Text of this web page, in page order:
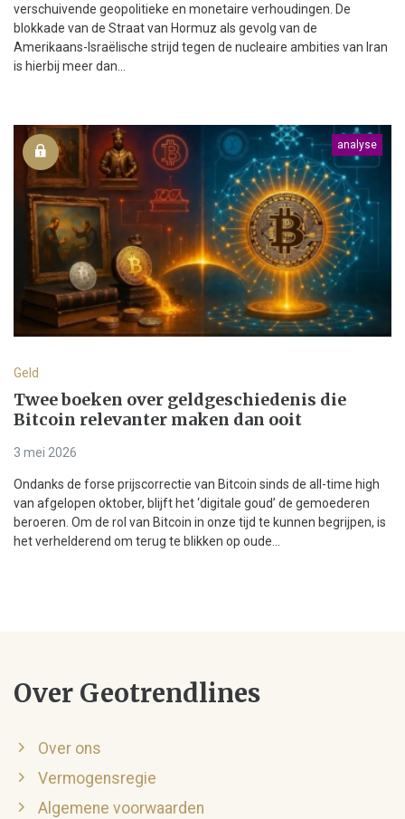
verschuivende geopolitieke en monetaire verhoudingen. De
blokkade van de Straat van Hormuz als gevolg van de
Amerikaans-Israëlische strijd tegen de nucleaire ambities van Iran
is hierbij meer dan...
analyse
Geld
Twee boeken over geldgeschiedenis die
Bitcoin relevanter maken dan ooit
3 mei 2026
Ondanks de forse prijscorrectie van Bitcoin sinds de all-time high
van afgelopen oktober, blijft het ‘digitale goud’ de gemoederen
beroeren. Om de rol van Bitcoin in onze tijd te kunnen begrijpen, is
het verhelderend om terug te blikken op oude...
Over Geotrendlines
Over ons
Vermogensregie
Algemene voorwaarden